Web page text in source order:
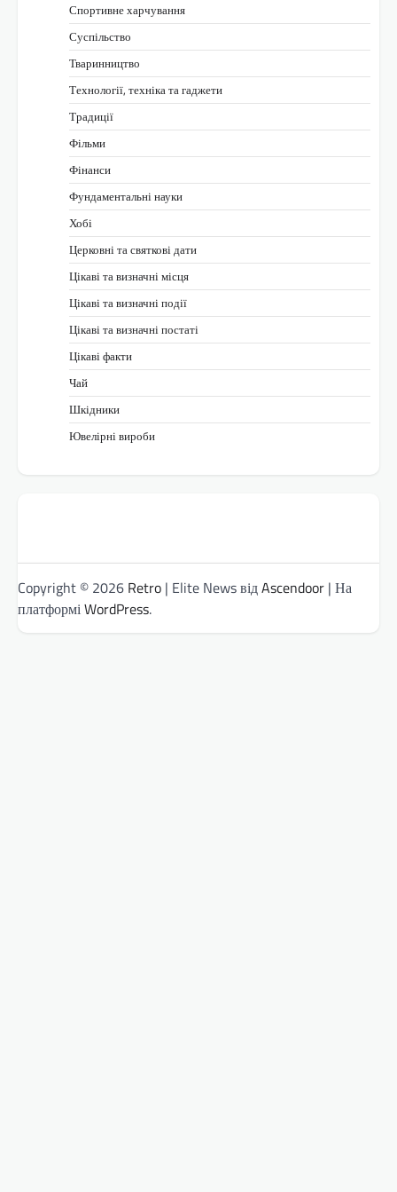
Спортивне харчування
Суспільство
Тваринництво
Технології, техніка та гаджети
Традиції
Фільми
Фінанси
Фундаментальні науки
Хобі
Церковні та святкові дати
Цікаві та визначні місця
Цікаві та визначні події
Цікаві та визначні постаті
Цікаві факти
Чай
Шкідники
Ювелірні вироби
Copyright © 2026 Retro | Elite News відAscendoor | На
платформіWordPress.